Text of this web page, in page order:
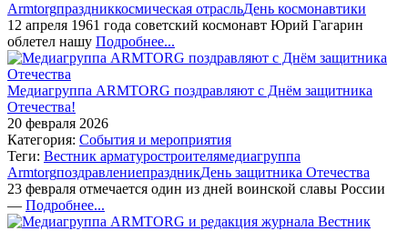
Armtorgпраздниккосмическая отрасльДень космонавтики
12 апреля 1961 года советский космонавт Юрий Гагарин
облетел нашу Подробнее...
Медиагруппа ARMTORG поздравляют с Днём защитника
Отечества!
20 февраля 2026
Категория: События и мероприятия
Теги: Вестник арматуростроителямедиагруппа
ArmtorgпоздравлениепраздникДень защитника Отечества
23 февраля отмечается один из дней воинской славы России
— Подробнее...